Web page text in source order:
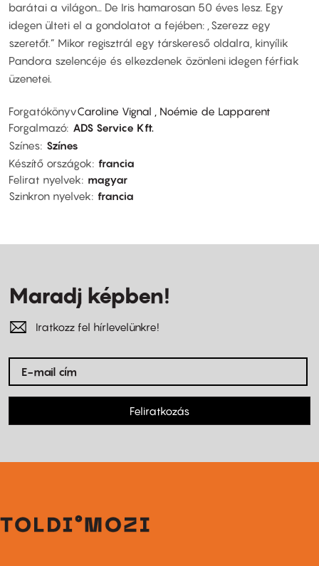
barátai a világon… De Iris hamarosan 50 éves lesz. Egy
idegen ülteti el a gondolatot a fejében: „Szerezz egy
szeretőt.” Mikor regisztrál egy társkereső oldalra, kinyílik
Pandora szelencéje és elkezdenek özönleni idegen férfiak
üzenetei.
ForgatókönyvCaroline Vignal , Noémie de Lapparent
Forgalmazó ADS Service Kft.
Színes Színes
Készítő országok francia
Felirat nyelvek
magyar
Szinkron nyelvek francia
Maradj képben!
Iratkozz fel hírlevelünkre!
Feliratkozás